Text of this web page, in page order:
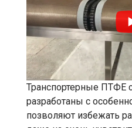
Транспортерные ПТФЕ
разработаны с
позволяют избежать